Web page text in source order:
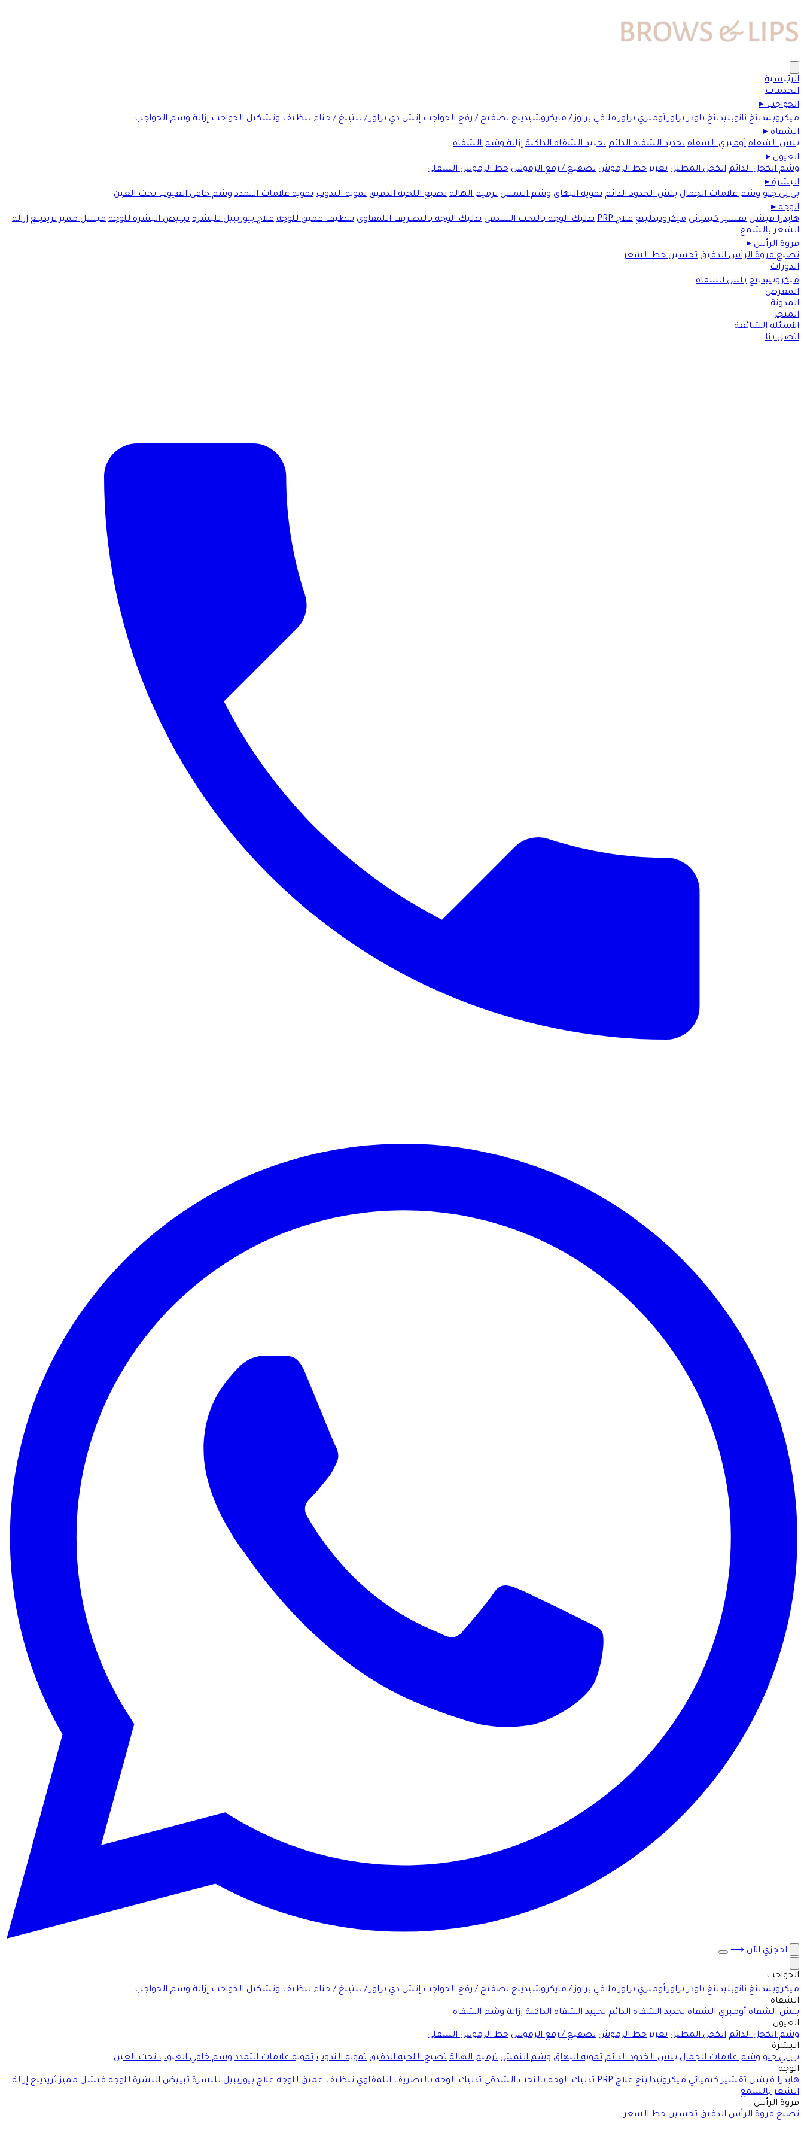
الرئيسية
الخدمات
الحواجب▸
ميكروبلیدينغ نانوبليدينغ باودر براوز أومبري براوز فلافي براوز / مايكروشيدينغ تصفيح / رفع الحواجب إتش دي براوز / تنتينغ / حناء تنظيف وتشكيل الحواجب إزالة وشم الحواجب
الشفاه▸
بلش الشفاه أومبري الشفاه تحديد الشفاه الدائم تحييد الشفاه الداكنة إزالة وشم الشفاه
العيون▸
وشم الكحل الدائم الكحل المظلل تعزيز خط الرموش تصفيح / رفع الرموش خط الرموش السفلي
البشرة▸
بي بي جلو وشم علامات الجمال بلش الخدود الدائم تمويه البهاق وشم النمش ترميم الهالة تصبغ اللحية الدقيق تمويه الندوب تمويه علامات التمدد وشم خافي العيوب تحت العين
الوجه▸
هايدرا فيشل تقشير كيميائي ميكرونيدلينغ علاج PRP تدليك الوجه بالنحت الشدقي تدليك الوجه بالتصريف اللمفاوي تنظيف عميق للوجه علاج بيوريبيل للبشرة تبييض البشرة للوجه فيشل مميز ثريدينغ إزالة
الشعر بالشمع
فروة الرأس▸
تصبغ فروة الرأس الدقيق تحسين خط الشعر
الدورات
ميكروبلیدينغ بلش الشفاه
المعرض
المدونة
المتجر
الأسئلة الشائعة
اتصل بنا
احجزي الآن⟶
الحواجب
ميكروبلیدينغ نانوبليدينغ باودر براوز أومبري براوز فلافي براوز / مايكروشيدينغ تصفيح / رفع الحواجب إتش دي براوز / تنتينغ / حناء تنظيف وتشكيل الحواجب إزالة وشم الحواجب
الشفاه
بلش الشفاه أومبري الشفاه تحديد الشفاه الدائم تحييد الشفاه الداكنة إزالة وشم الشفاه
العيون
وشم الكحل الدائم الكحل المظلل تعزيز خط الرموش تصفيح / رفع الرموش خط الرموش السفلي
البشرة
بي بي جلو وشم علامات الجمال بلش الخدود الدائم تمويه البهاق وشم النمش ترميم الهالة تصبغ اللحية الدقيق تمويه الندوب تمويه علامات التمدد وشم خافي العيوب تحت العين
الوجه
هايدرا فيشل تقشير كيميائي ميكرونيدلينغ علاج PRP تدليك الوجه بالنحت الشدقي تدليك الوجه بالتصريف اللمفاوي تنظيف عميق للوجه علاج بيوريبيل للبشرة تبييض البشرة للوجه فيشل مميز ثريدينغ إزالة
الشعر بالشمع
فروة الرأس
تصبغ فروة الرأس الدقيق تحسين خط الشعر